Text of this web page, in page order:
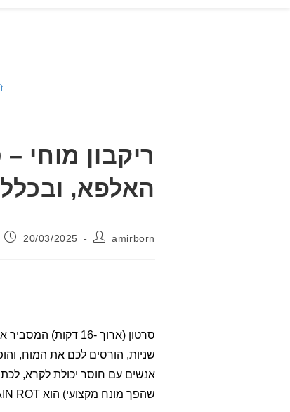
ריקבון מוחי
האלפא, ובכלל
מחבר:
amirborn פורסם:
20/03/2025
שניות, הורסים לכם את המוח,
שהפך מונח מקצועי) הוא BRAIN ROT , כלומר ריקבון מוחי.